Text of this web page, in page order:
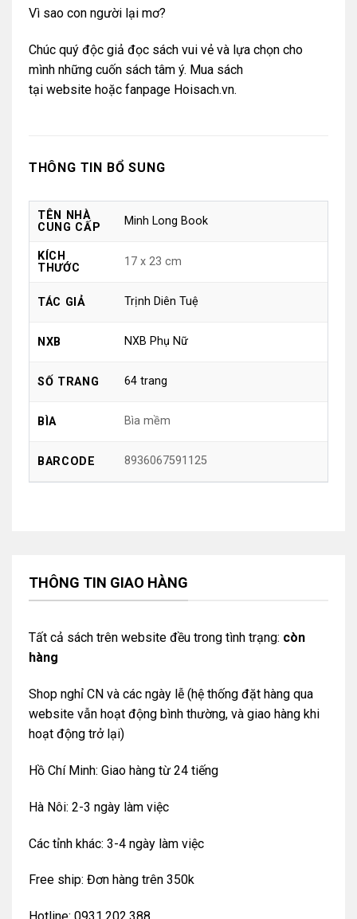
Vì sao con người lại mơ?
Chúc quý độc giả đọc sách vui vẻ và lựa chọn cho
mình những cuốn sách tâm ý. Mua sách
tại websitehoặc fanpage Hoisach.vn.
THÔNG TIN BỔ SUNG
TÊN NHÀ
CUNG CẤP
Minh Long Book
KÍCH
THƯỚC
17 x 23 cm
TÁC GIẢ Trịnh Diên Tuệ
NXB NXB Phụ Nữ
SỐ TRANG 64 trang
BÌA Bìa mềm
BARCODE 8936067591125
THÔNG TIN GIAO HÀNG
Tất cả sách trên website đều trong tình trạng: còn
hàng
Shop nghỉ CN và các ngày lễ (hệ thống đặt hàng qua
website vẫn hoạt động bình thường, và giao hàng khi
hoạt động trở lại)
Hồ Chí Minh: Giao hàng từ 24 tiếng
Hà Nôi: 2-3 ngày làm việc
Các tỉnh khác: 3-4 ngày làm việc
Free ship: Đơn hàng trên 350k